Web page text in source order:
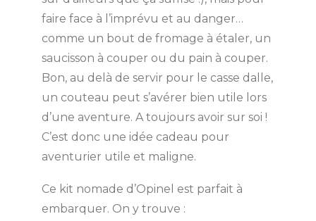
faire face à l’imprévu et au danger…
comme un bout de fromage à étaler, un
saucisson à couper ou du pain à couper.
Bon, au delà de servir pour le casse dalle,
un couteau peut s’avérer bien utile lors
d’une aventure. A toujours avoir sur soi !
C’est donc une idée cadeau pour
aventurier utile et maligne.
Ce kit nomade d’Opinel est parfait à
embarquer. On y trouve :